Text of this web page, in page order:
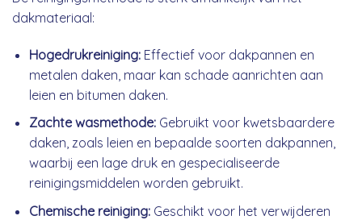
dakmateriaal:
Hogedrukreiniging:Effectief voor dakpannen en
metalen daken, maar kan schade aanrichten aan
leien en bitumen daken.
Zachte wasmethode:Gebruikt voor kwetsbaardere
daken, zoals leien en bepaalde soorten dakpannen,
waarbij een lage druk en gespecialiseerde
reinigingsmiddelen worden gebruikt.
Chemische reiniging:Geschikt voor het verwijderen